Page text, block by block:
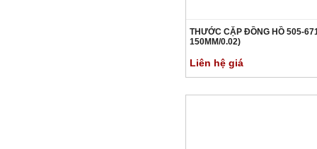
THƯỚC CẶP ĐỒNG HỒ 505-
150MM/0.02)
Liên hệ giá